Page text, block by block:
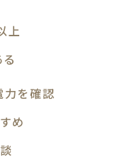
上
を確認
め